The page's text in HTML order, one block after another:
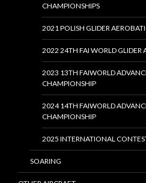
CHAMPIONSHIPS
2021 POLISH GLIDER
2022 24TH FAI WORLD GLIDER
2023 13TH FAIWORLD
CHAMPIONSHIP
2024 14TH FAIWORLD
CHAMPIONSHIP
2025 INTERNATIONAL
SOARING